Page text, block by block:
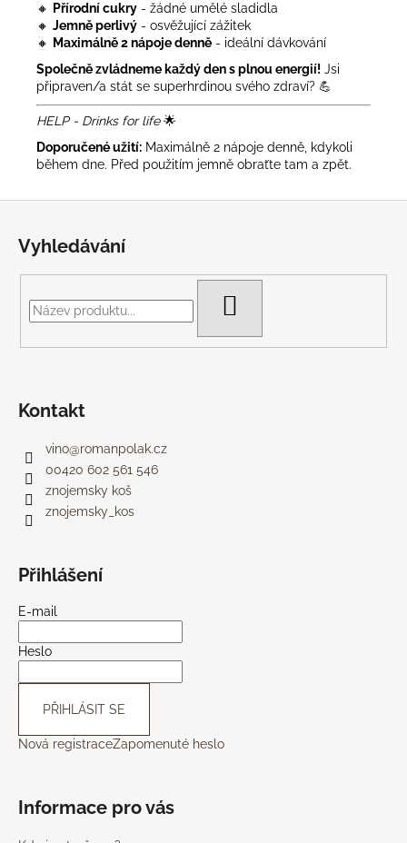
🔸
Přírodní cukry - žádné umělé sladidla
🔸 Jemně perlivý - osvěžující zážitek
🔸
Maximálně 2 nápoje denně - ideální dávkování
Společně zvládneme každý den s plnou energií! Jsi
připraven/a stát se superhrdinou svého zdraví? 💪
HELP - Drinks for life 🌟
Doporučené užití: Maximálně 2 nápoje denně, kdykoli
během dne. Před použitím jemně obraťte tam a zpět.
Vyhledávání
Kontakt
vino@romanpolak.cz
00420 602 561 546
znojemsky koš
znojemsky_kos
Přihlášení
E-mail
Heslo
PŘIHLÁSIT SE
Nová registraceZapomenuté heslo
Informace pro vás